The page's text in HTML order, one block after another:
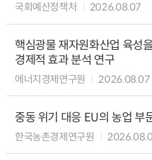
국회예산정책처 2026.08.07
핵심광물 재자원화산업 육성
경제적 효과 분석 연구
에너지경제연구원 2026.08.07
중동 위기 대응 EU의 농업 부
한국농촌경제연구원